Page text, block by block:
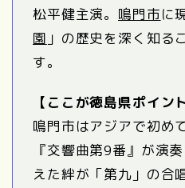
松平健主演。 鳴門市に
園 」の歴史を深く知る
す。
【ここが徳島県ポイン
鳴門市はアジアで初め
『交響曲第9番』が演
えた絆が「第九」の合